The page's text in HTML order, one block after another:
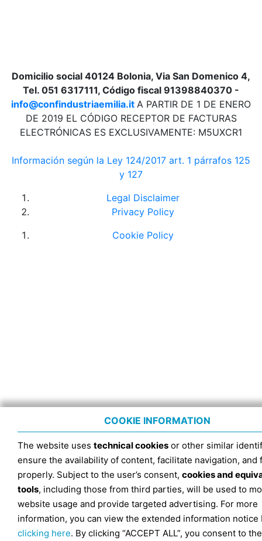
Domicilio social 40124 Bolonia, Via San Domenico 4,
Tel. 051 6317111, Código fiscal 91398840370 -
info@confindustriaemilia.it A PARTIR DE 1 DE ENERO
DE 2019 EL CÓDIGO RECEPTOR DE FACTURAS
ELECTRÓNICAS ES EXCLUSIVAMENTE: M5UXCR1
Información según la Ley 124/2017 art. 1 párrafos 125
y 127
Legal Disclaimer
Privacy Policy
Cookie Policy
COOKIE INFORMATION
The website uses technical cookies or other similar
ensure the availability of content, facilitate navigation, and
properly. Subject to the user’s consent, cookies and
tools, including those from third parties, will be used to
website usage and provide targeted advertising. For more
information, you can view the extended information notice
clicking here. By clicking “ACCEPT ALL”, you consent to